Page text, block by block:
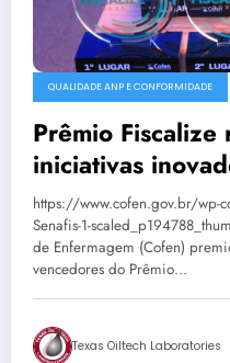
QUALIDADE ANP E CONFORMIDADE
Prêmio Fiscalize
iniciativas
a fiscalização
https://www.cofen.gov.br/
Senafis-1-
de Enfermagem (Cofen)
vencedores do Prêmio…
Texas Oiltech Laboratories